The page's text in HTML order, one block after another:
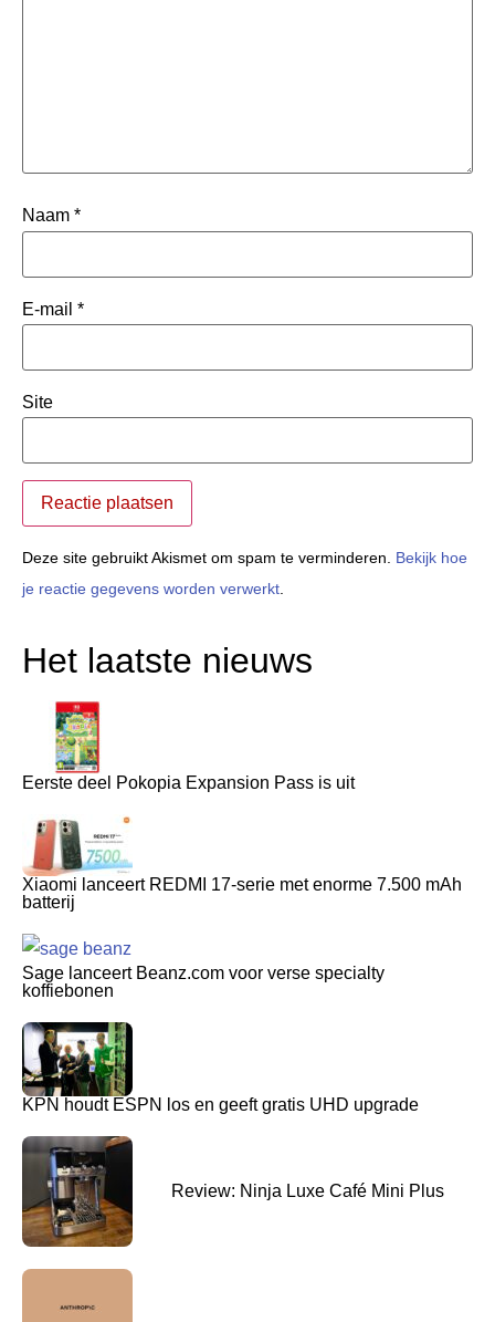
Naam *
E-mail *
Site
Deze site gebruikt Akismet om spam te verminderen. Bekijk hoe
je reactie gegevens worden verwerkt
Het laatste nieuws
Eerste deel Pokopia Expansion Pass is uit
Xiaomi lanceert REDMI 17-serie met enorme 7.500 mAh
batterij
Sage lanceert Beanz.com voor verse specialty
koffiebonen
KPN houdt ESPN los en geeft gratis UHD upgrade
Review: Ninja Luxe Café Mini Plus